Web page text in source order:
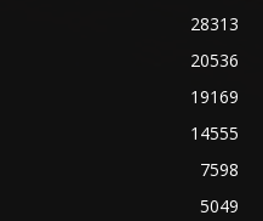
28313
20536
19169
14555
7598
5049